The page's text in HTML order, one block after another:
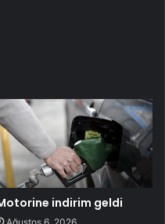
indirim geldi